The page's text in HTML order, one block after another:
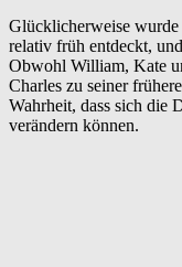
Glücklicherweise
relativ früh entdeckt,
Obwohl William, Kate
Charles zu seiner
Wahrheit, dass sich die
verändern können.